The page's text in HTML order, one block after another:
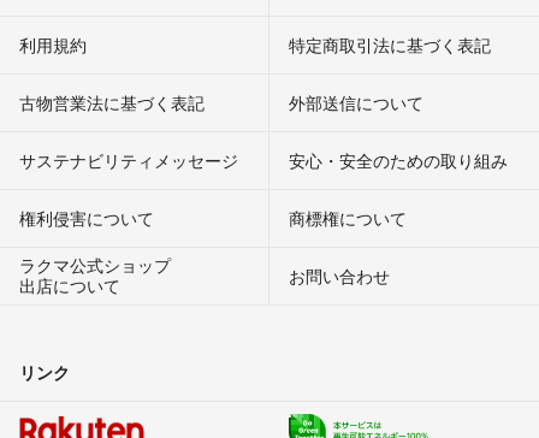
利用規約 特定商取引法に基づく表記
古物営業法に基づく表記 外部送信について
サステナビリティメッセージ 安心・安全のための取り組み
権利侵害について
商標権について
ラクマ公式ショップ
出店について
お問い合わせ
リンク